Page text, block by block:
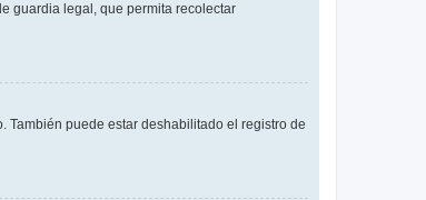
guardia legal, que permita recolectar
También puede estar deshabilitado el registro de